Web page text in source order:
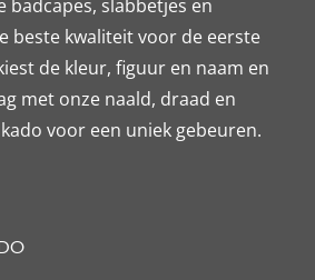
badcapes, slabbetjes en
beste kwaliteit voor de eerste
de kleur, figuur en naam en
met onze naald, draad en
voor een uniek gebeuren.